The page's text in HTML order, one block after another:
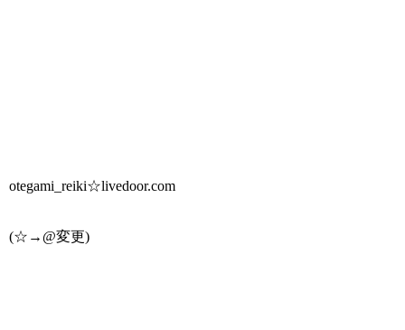
otegami_reiki☆livedoor.com
(☆→@変更)